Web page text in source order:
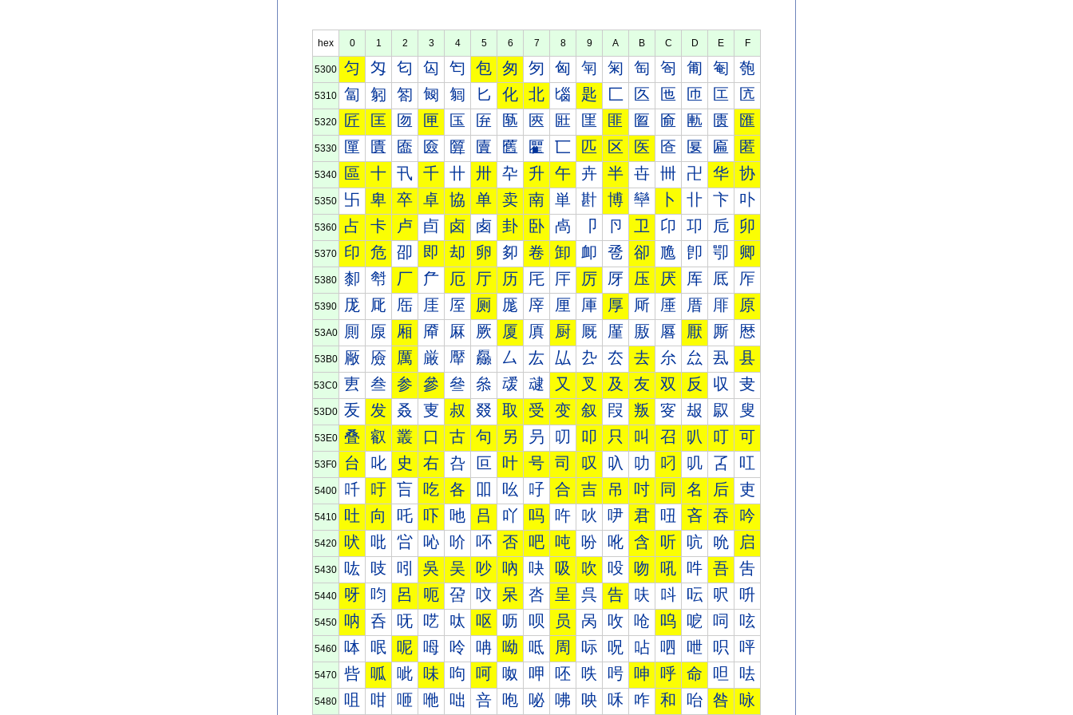
hex 0 1 2 3 4 5 6 7 8 9 A B C D E F
5300 匀 匁 匂 匃 匄 包 匆 匇 匈 匉 匊 匋 匌 匍 匎 匏
5310 匐 匑 匒 匓 匔 匕 化 北 匘 匙 匚 匛 匜 匝 匞 匟
5320 匠 匡 匢 匣 匤 匥 匦 匧 匨 匩 匪 匫 匬 匭 匮 匯
5330 匰 匱 匲 匳 匴 匵 匶 匷 匸 匹 区 医 匼 匽 匾 匿
5340 區 十 卂 千 卄 卅 卆 升 午 卉 半 卋 卌 卍 华 协
5350 卐 卑 卒 卓 協 单 卖 南 単 卙 博 卛 卜 卝 卞 卟
5360 占 卡 卢 卣 卤 卥 卦 卧 卨 卩 卪 卫 卬 卭 卮 卯
5370 印 危 卲 即 却 卵 卶 卷 卸 卹 卺 卻 卼 卽 卾 卿
5380 厀 厁 厂 厃 厄 厅 历 厇 厈 厉 厊 压 厌 厍 厎 厏
5390 厐 厑 厒 厓 厔 厕 厖 厗 厘 厙 厚 厛 厜 厝 厞 原
53A0 厠 厡 厢 厣 厤 厥 厦 厧 厨 厩 厪 厫 厬 厭 厮 厯
53B0 厰 厱 厲 厳 厴 厵 厶 厷 厸 厹 厺 去 厼 厽 厾 县
53C0 叀 叁 参 參 叄 叅 叆 叇 又 叉 及 友 双 反 収 叏
53D0 叐 发 叒 叓 叔 叕 取 受 变 叙 叚 叛 叜 叝 叞 叟
53E0 叠 叡 叢 口 古 句 另 叧 叨 叩 只 叫 召 叭 叮 可
53F0 台 叱 史 右 叴 叵 叶 号 司 叹 叺 叻 叼 叽 叾 叿
5400 吀 吁 吂 吃 各 吅 吆 吇 合 吉 吊 吋 同 名 后 吏
5410 吐 向 吒 吓 吔 吕 吖 吗 吘 吙 吚 君 吜 吝 吞 吟
5420 吠 吡 吢 吣 吤 吥 否 吧 吨 吩 吪 含 听 吭 吮 启
5430 吰 吱 吲 吳 吴 吵 吶 吷 吸 吹 吺 吻 吼 吽 吾 吿
5440 呀 呁 呂 呃 呄 呅 呆 呇 呈 呉 告 呋 呌 呍 呎 呏
5450 呐 呑 呒 呓 呔 呕 呖 呗 员 呙 呚 呛 呜 呝 呞 呟
5460 呠 呡 呢 呣 呤 呥 呦 呧 周 呩 呪 呫 呬 呭 呮 呯
5470 呰 呱 呲 味 呴 呵 呶 呷 呸 呹 呺 呻 呼 命 呾 呿
5480 咀 咁 咂 咃 咄 咅 咆 咇 咈 咉 咊 咋 和 咍 咎 咏